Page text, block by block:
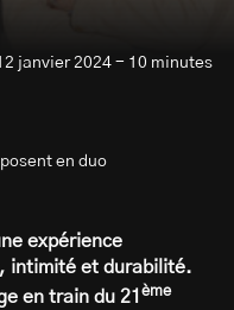
janvier 2024 - 10 minutes
en duo
expérience
intimité et durabilité.
en train du 21 ème